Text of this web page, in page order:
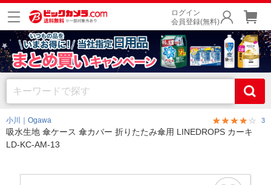
ログイン
会員登録(無料)
小川｜Ogawa 3
吸水生地 傘ケース 傘カバー 折りたたみ傘用 LINEDROPS カーキ
LD-KC-AM-13